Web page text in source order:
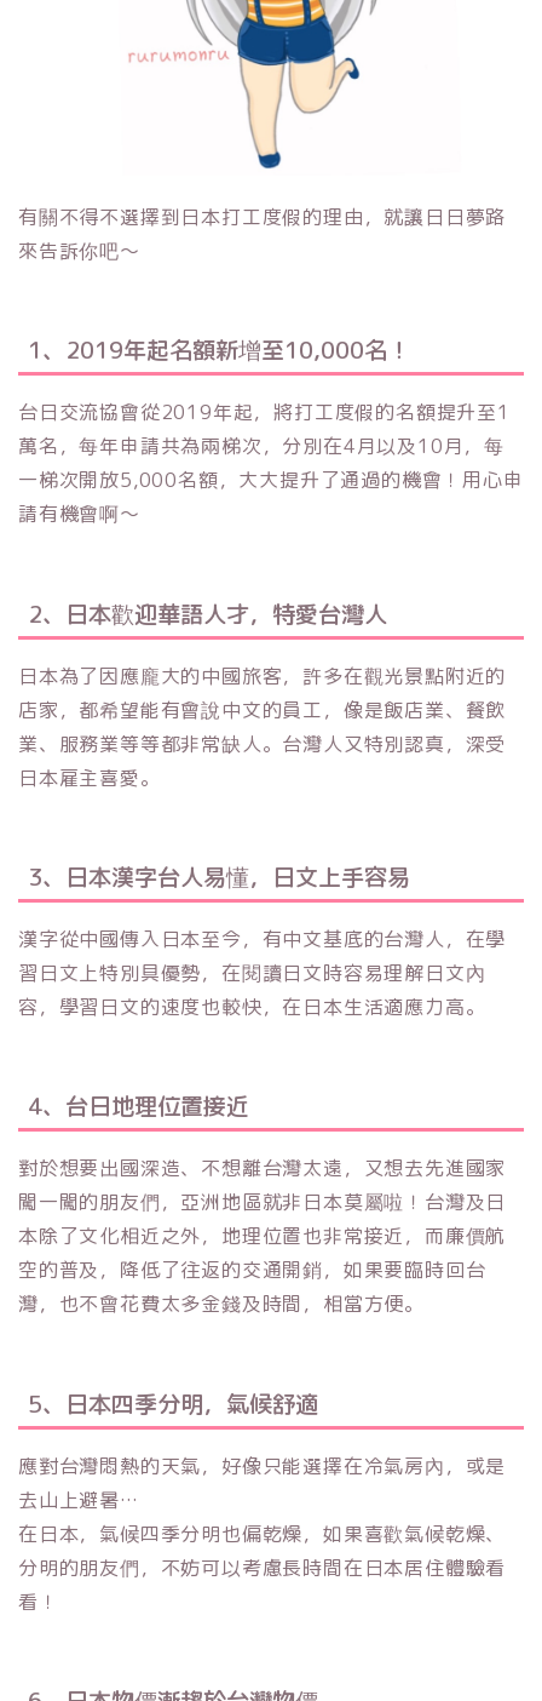
有關不得不選擇到日本打工度假的理由，就讓日日夢路
來告訴你吧～
1、2019年起名額新增至10,000名！
台日交流協會從2019年起，將打工度假的名額提升至1
萬名，每年申請共為兩梯次，分別在4月以及10月，每
一梯次開放5,000名額，大大提升了通過的機會！用心申
請有機會啊～
2、日本歡迎華語人才，特愛台灣人
日本為了因應龐大的中國旅客，許多在觀光景點附近的
店家，都希望能有會說中文的員工，像是飯店業、餐飲
業、服務業等等都非常缺人。台灣人又特別認真，深受
日本雇主喜愛。
3、日本漢字台人易懂，日文上手容易
漢字從中國傳入日本至今，有中文基底的台灣人，在學
習日文上特別具優勢，在閱讀日文時容易理解日文內
容，學習日文的速度也較快，在日本生活適應力高。
4、台日地理位置接近
對於想要出國深造、不想離台灣太遠，又想去先進國家
闖一闖的朋友們，亞洲地區就非日本莫屬啦！台灣及日
本除了文化相近之外，地理位置也非常接近，而廉價航
空的普及，降低了往返的交通開銷，如果要臨時回台
灣，也不會花費太多金錢及時間，相當方便。
5、日本四季分明，氣候舒適
應對台灣悶熱的天氣，好像只能選擇在冷氣房內，或是
去山上避暑…
在日本，氣候四季分明也偏乾燥，如果喜歡氣候乾燥、
分明的朋友們，不妨可以考慮長時間在日本居住體驗看
看！